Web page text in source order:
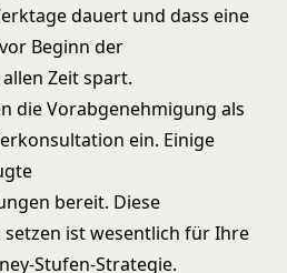
dauert und dass eine
Beginn der
Zeit spart.
die Vorabgenehmigung als
ein. Einige
bereit. Diese
ist wesentlich für Ihre
Stufen-Strategie.